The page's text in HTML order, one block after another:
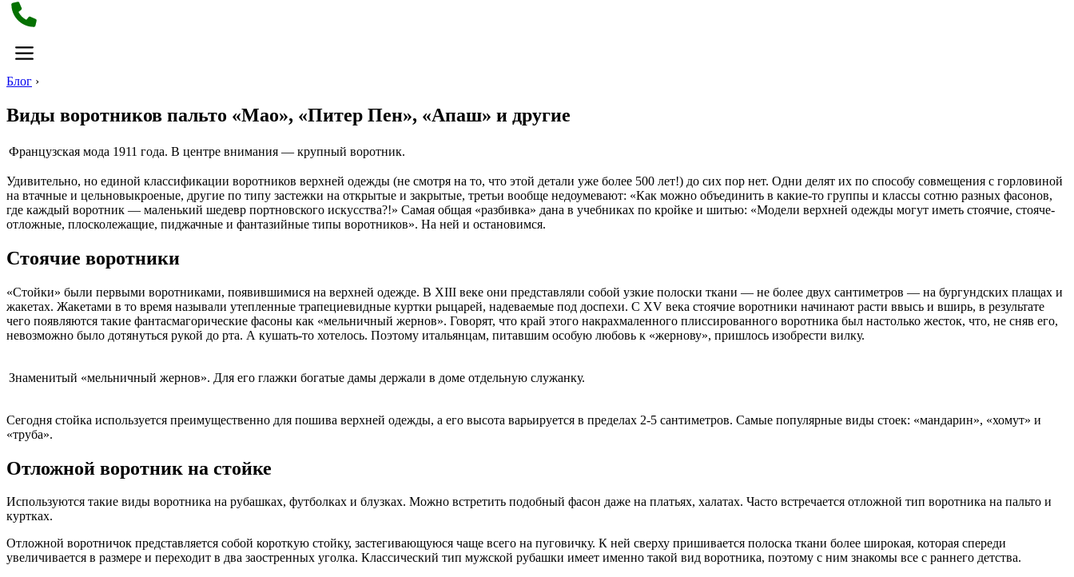
Блог ›
Виды воротников пальто «Мао», «Питер Пен», «Апаш» и другие
Французская мода 1911 года. В центре внимания — крупный воротник.
Удивительно, но единой классификации воротников верхней одежды (не смотря на то, что этой детали уже более 500 лет!) до сих пор нет. Одни делят их по способу совмещения с горловиной
на втачные и цельновыкроеные, другие по типу застежки на открытые и закрытые, третьи вообще недоумевают: «Как можно объединить в какие-то группы и классы сотню разных фасонов,
где каждый воротник — маленький шедевр портновского искусства?!» Самая общая «разбивка» дана в учебниках по кройке и шитью: «Модели верхней одежды могут иметь стоячие, стояче-
отложные, плосколежащие, пиджачные и фантазийные типы воротников». На ней и остановимся.
Стоячие воротники
«Стойки» были первыми воротниками, появившимися на верхней одежде. В XIII веке они представляли собой узкие полоски ткани — не более двух сантиметров — на бургундских плащах и
жакетах. Жакетами в то время называли утепленные трапециевидные куртки рыцарей, надеваемые под доспехи. С XV века стоячие воротники начинают расти ввысь и вширь, в результате
чего появляются такие фантасмагорические фасоны как «мельничный жернов». Говорят, что край этого накрахмаленного плиссированного воротника был настолько жесток, что, не сняв его,
невозможно было дотянуться рукой до рта. А кушать-то хотелось. Поэтому итальянцам, питавшим особую любовь к «жернову», пришлось изобрести вилку.
Знаменитый «мельничный жернов». Для его глажки богатые дамы держали в доме отдельную служанку.
Сегодня стойка используется преимущественно для пошива верхней одежды, а его высота варьируется в пределах 2-5 сантиметров. Самые популярные виды стоек: «мандарин», «хомут» и
«труба».
Отложной воротник на стойке
Используются такие виды воротника на рубашках, футболках и блузках. Можно встретить подобный фасон даже на платьях, халатах. Часто встречается отложной тип воротника на пальто и
куртках.
Отложной воротничок представляется собой короткую стойку, застегивающуюся чаще всего на пуговичку. К ней сверху пришивается полоска ткани более широкая, которая спереди
увеличивается в размере и переходит в два заостренных уголка. Классический тип мужской рубашки имеет именно такой вид воротника, поэтому с ним знакомы все с раннего детства.